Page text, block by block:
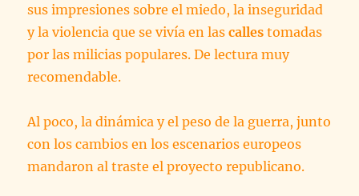
sus impresiones sobre el miedo, la inseguridad
y la violencia que se vivía en lascalles tomadas
por las milicias populares. De lectura muy
recomendable.
Al poco, la dinámica y el peso de la guerra, junto
con los cambios en los escenarios europeos
mandaron al traste el proyecto republicano.